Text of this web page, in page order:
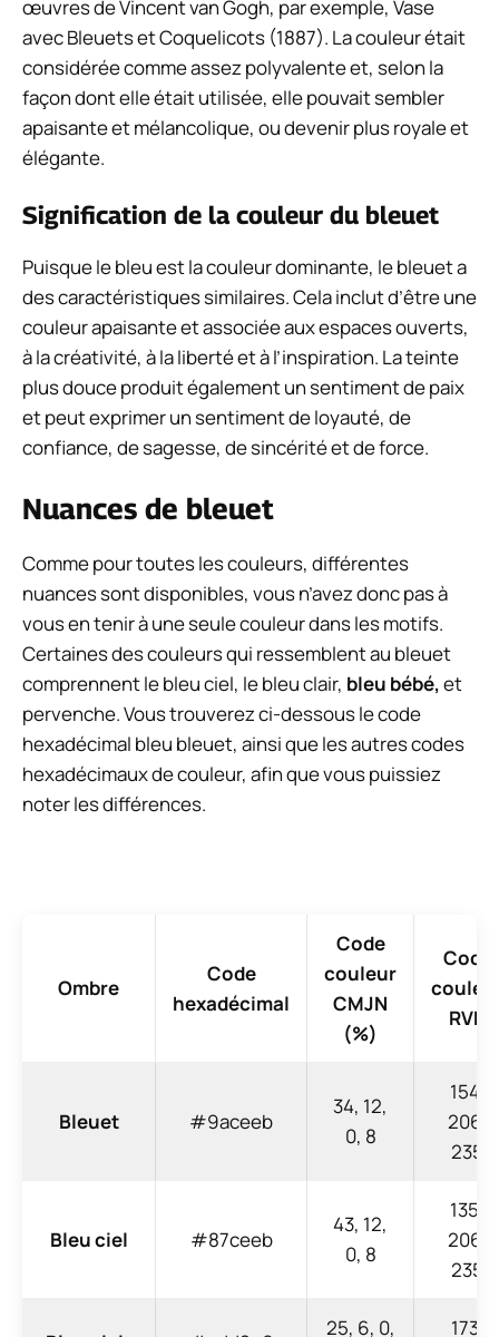
œuvres de Vincent van Gogh, par exemple, Vase
avec Bleuets et Coquelicots (1887). La couleur était
considérée comme assez polyvalente et, selon la
façon dont elle était utilisée, elle pouvait sembler
apaisante et mélancolique, ou devenir plus royale et
élégante.
Signification de la couleur du bleuet
Puisque le bleu est la couleur dominante, le bleuet a
des caractéristiques similaires. Cela inclut d’être une
couleur apaisante et associée aux espaces ouverts,
à la créativité, à la liberté et à l’inspiration. La teinte
plus douce produit également un sentiment de paix
et peut exprimer un sentiment de loyauté, de
confiance, de sagesse, de sincérité et de force.
Nuances de bleuet
Comme pour toutes les couleurs, différentes
nuances sont disponibles, vous n’avez donc pas à
vous en tenir à une seule couleur dans les motifs.
Certaines des couleurs qui ressemblent au bleuet
comprennent le bleu ciel, le bleu clair, bleu bébé,et
pervenche. Vous trouverez ci-dessous le code
hexadécimal bleu bleuet, ainsi que les autres codes
hexadécimaux de couleur, afin que vous puissiez
noter les différences.
Ombre
Code
hexadécimal
Code
couleur
CMJN
(%)
Code
RVB
Bleuet #9aceeb
34, 12,
0, 8
154,
206,
235
Bleu ciel #87ceeb
43, 12,
0, 8
135,
206,
235
25, 6, 0,
173,